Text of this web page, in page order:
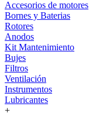
Accesorios de motores
Bornes y Baterias
Rotores
Anodos
Kit Mantenimiento
Bujes
Filtros
Ventilación
Instrumentos
Lubricantes
+